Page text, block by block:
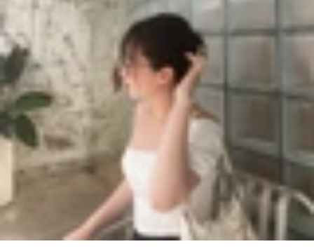
Top 10 iPhone dưới 10 triệu đáng
mua nhất hiện nay!
Triệu Vy
Ngày đăng: 10/10/2025
Cập nhật:
24/05/2026
Theo dõi XTMobile trên